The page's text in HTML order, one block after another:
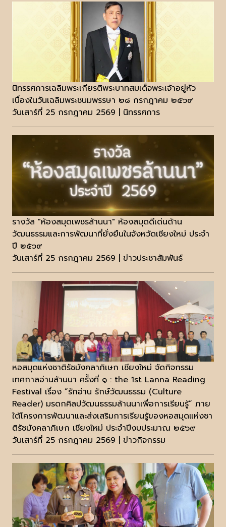
นิทรรศการเฉลิมพระเกียรติพระบาทสมเด็จพระเจ้าอยู่หัว
เนื่องในวันเฉลิมพระชนมพรรษา ๒๘ กรกฎาคม ๒๕๖๙
วันเสาร์ที่ 25 กรกฎาคม 2569 | นิทรรศการ
รางวัล "ห้องสมุดเพชรล้านนา" ห้องสมุดดีเด่นด้าน
วัฒนธรรมและการพัฒนาที่ยั่งยืนในจังหวัดเชียงใหม่ ประจำ
ปี ๒๕๖๙
วันเสาร์ที่ 25 กรกฎาคม 2569 | ข่าวประชาสัมพันธ์
หอสมุดแห่งชาติรัชมังคลาภิเษก เชียงใหม่ จัดกิจกรรม
เทศกาลอ่านล้านนา ครั้งที่ ๑ : the 1st Lanna Reading
Festival เรื่อง “รักอ่าน รักษ์วัฒนธรรม (Culture
Reader) มรดกศิลปวัฒนธรรมล้านนาเพื่อการเรียนรู้” ภาย
ใต้โครงการพัฒนาและส่งเสริมการเรียนรู้ของหอสมุดแห่งชา
ติรัชมังคลาภิเษก เชียงใหม่ ประจำปีงบประมาณ ๒๕๖๙
วันเสาร์ที่ 25 กรกฎาคม 2569 | ข่าวกิจกรรม